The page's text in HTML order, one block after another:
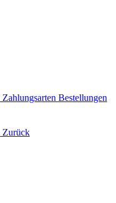
Zahlungsarten Bestellungen
Zurück